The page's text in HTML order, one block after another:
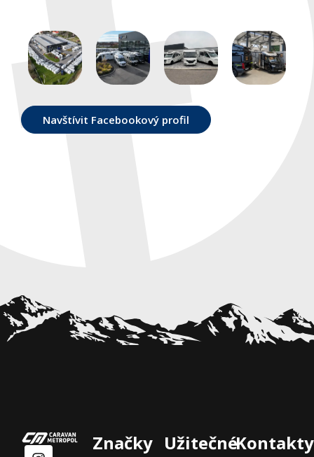
Navštívit Facebookový profil
Značky UžitečnéKontakty